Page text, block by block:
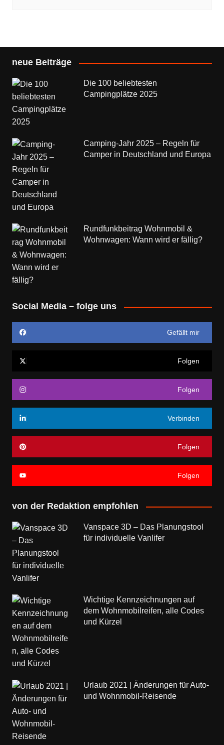
neue Beiträge
Die 100 beliebtesten
Campingplätze 2025
Camping-Jahr 2025 – Regeln für
Camper in Deutschland und Europa
Rundfunkbeitrag Wohnmobil &
Wohnwagen: Wann wird er fällig?
Social Media – folge uns
Gefällt mir
Folgen
Folgen
Verbinden
Folgen
Folgen
von der Redaktion empfohlen
Vanspace 3D – Das Planungstool
für individuelle Vanlifer
Wichtige Kennzeichnungen auf
dem Wohnmobilreifen, alle Codes
und Kürzel
Urlaub 2021 | Änderungen für Auto-
und Wohnmobil-Reisende